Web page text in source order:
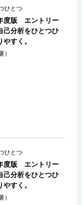
ひとつ
度版 エントリー
己分析をひとつひ
やすく。
）
ひとつ
度版 エントリー
己分析をひとつひ
やすく。
）